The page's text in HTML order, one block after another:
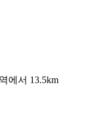
에서 13.5km